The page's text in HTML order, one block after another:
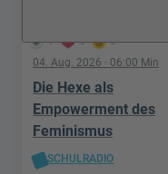
1 0 0
04. Aug. 2026 · 06:00 Min
Die Hexe als
Empowerment des
Feminismus
SCHULRADIO